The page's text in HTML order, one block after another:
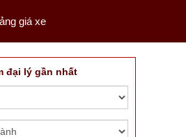
giá xe
đại lý gần nhất